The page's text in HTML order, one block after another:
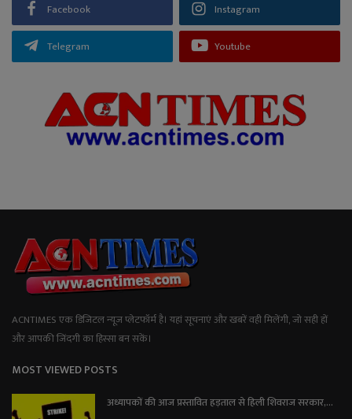
Facebook Instagram
Telegram Youtube
ACNTIMES एक डिजिटल न्यूज प्लेटफॉर्म है। यहां सूचनाएं और खबरें वही मिलेंगी, जो सही हों
और आपकी जिंदगी का हिस्सा बन सकें।
MOST VIEWED POSTS
अध्यापकों की आज प्रस्तावित हड़ताल से हिली शिवराज सरकार,...